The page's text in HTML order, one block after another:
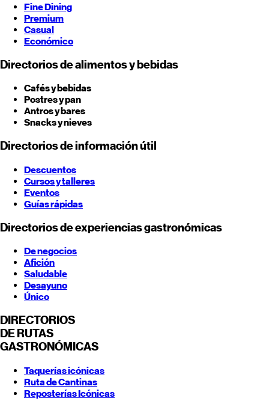
Fine Dining
Premium
Casual
Económico
Directorios de alimentos y bebidas
Cafés y bebidas
Postres y pan
Antros y bares
Snacks y nieves
Directorios de información útil
Descuentos
Cursos y talleres
Eventos
Guías rápidas
Directorios de experiencias gastronómicas
De negocios
Afición
Saludable
Desayuno
Único
DIRECTORIOS
DE RUTAS
GASTRONÓMICAS
Taquerías icónicas
Ruta de Cantinas
Reposterías Icónicas